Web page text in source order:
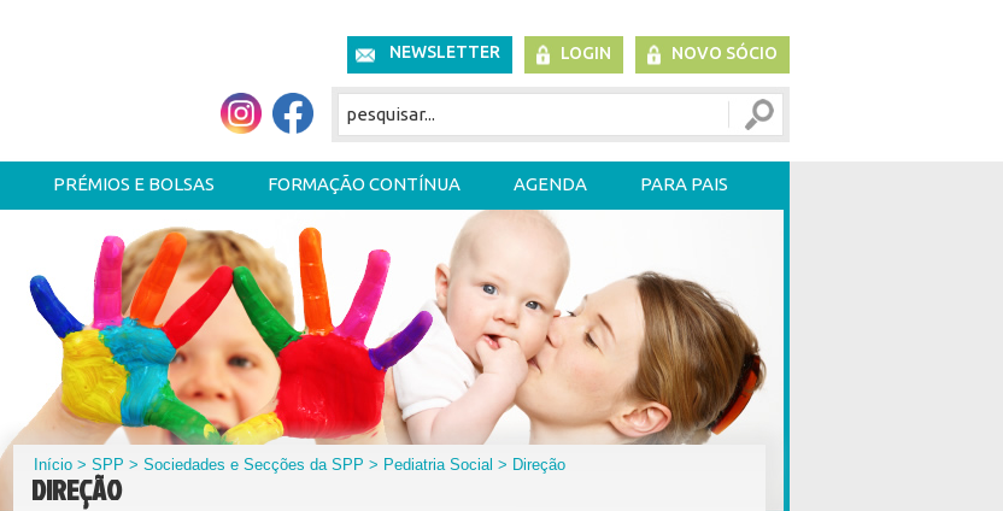
NEWSLETTER LOGIN NOVO SÓCIO
PRÉMIOS E BOLSAS FORMAÇÃO CONTÍNUA AGENDA PARA PAIS
Início >SPP >Sociedades e Secções da SPP > Pediatria Social > Direção
DIREÇÃO